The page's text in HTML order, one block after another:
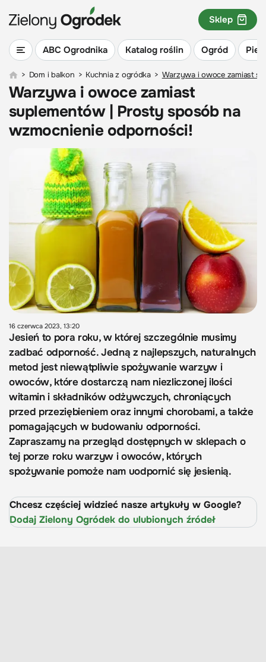
ABC Ogrodnika Katalog roślin Ogród
Sklep
> Dom i balkon > Kuchnia z ogródka > Warzywa i owoce zamiast
Warzywa i owoce zamiast
suplementów | Prosty sposób na
wzmocnienie odporności!
16 czerwca 2023, 13:20
Jesień to pora roku, w której szczególnie musimy
zadbać odporność. Jedną z najlepszych, naturalnych
metod jest niewątpliwie spożywanie warzyw i
owoców, które dostarczą nam niezliczonej ilości
witamin i składników odżywczych, chroniących
przed przeziębieniem oraz innymi chorobami, a także
pomagających w budowaniu odporności.
Zapraszamy na przegląd dostępnych w sklepach o
tej porze roku warzyw i owoców, których
spożywanie pomoże nam uodpornić się jesienią.
Chcesz częściej widzieć nasze artykuły w Google?
Dodaj Zielony Ogródek do ulubionych źródeł